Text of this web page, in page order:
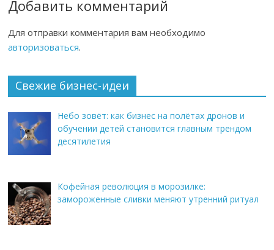
Добавить комментарий
Для отправки комментария вам необходимо
авторизоваться.
Свежие бизнес-идеи
Небо зовёт: как бизнес на полётах дронов и
обучении детей становится главным трендом
десятилетия
Кофейная революция в морозилке:
замороженные сливки меняют утренний ритуал